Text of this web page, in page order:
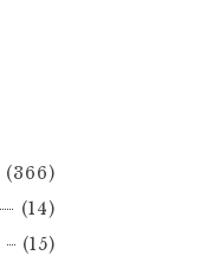
(366)
(14)
(15)